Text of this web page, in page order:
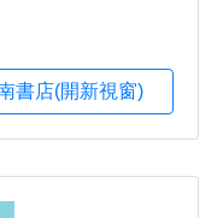
書店(開新視窗)